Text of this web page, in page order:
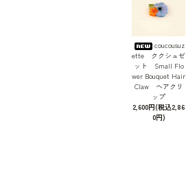
coucousuz
ette ククシュゼ
ット Small Flo
wer Bouquet Hair
Claw ヘアクリ
ップ
2,600円(税込2,86
0円)